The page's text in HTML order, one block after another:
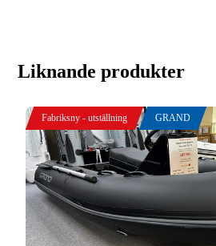
Liknande produkter
Fabriksny - utställning GRAND